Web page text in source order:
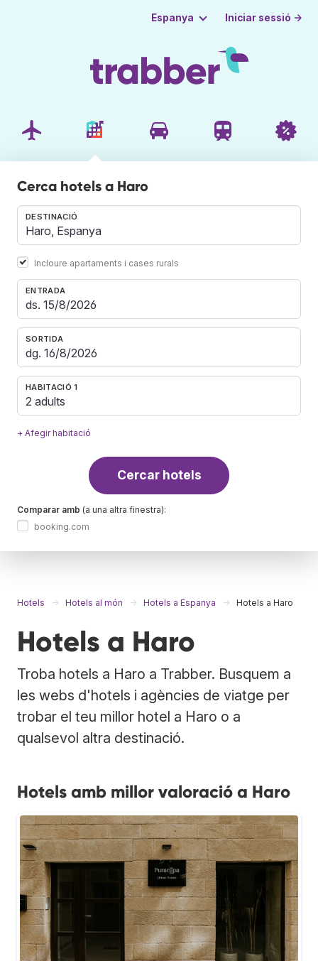
Espanya Iniciar sessió →
Cerca hotels a Haro
DESTINACIÓ
Incloure apartaments i cases rurals
ENTRADA
SORTIDA
HABITACIÓ 1
2 adults
+ Afegir habitació
Cercar hotels
Comparar amb (a una altra finestra):
booking.com
Hotels Hotels al món Hotels a Espanya Hotels a Haro
Hotels a Haro
Troba hotels a Haro a Trabber. Busquem a
les webs d'hotels i agències de viatge per
trobar el teu millor hotel a Haro o a
qualsevol altra destinació.
Hotels amb millor valoració a Haro